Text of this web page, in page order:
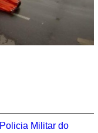
Policia Militar do